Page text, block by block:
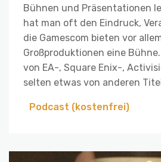
Bühnen und Präsentationen
hat man oft den Eindruck,
die Gamescom bieten vor
Großproduktionen eine
von EA-, Square Enix-,
selten etwas von anderen
Podcast (kostenfrei)